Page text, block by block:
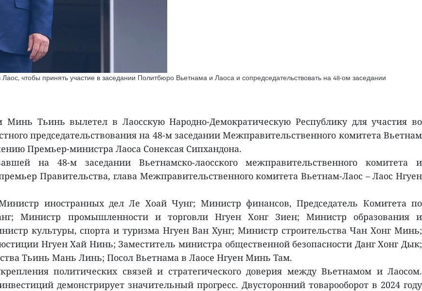
чтобы принять участие в заседании Политбюро Вьетнама и Лаоса и сопредседательствовать на 48-ом заседании
Тьинь вылетел в Лаосскую Народно-Демократическую Республику для участия во
председательствования на 48-м заседании Межправительственного комитета Вьетнам
Премьер-министра Лаоса Сонексая Сипхандона.
на 48-м заседании Вьетнамско-лаосского межправительственного комитета и
Правительства, глава Межправительственного комитета Вьетнам-Лаос – Лаос Нгуен
иностранных дел Ле Хоай Чунг; Министр финансов, Председатель Комитета по
Министр промышленности и торговли Нгуен Хонг Зиен; Министр образования и
культуры, спорта и туризма Нгуен Ван Хунг; Министр строительства Чан Хонг Минь;
Нгуен Хай Нинь; Заместитель министра общественной безопасности Данг Хонг Дык;
Тьинь Мань Линь; Посол Вьетнама в Лаосе Нгуен Минь Там.
политических связей и стратегического доверия между Вьетнамом и Лаосом.
демонстрирует значительный прогресс. Двусторонний товарооборот в 2024 году